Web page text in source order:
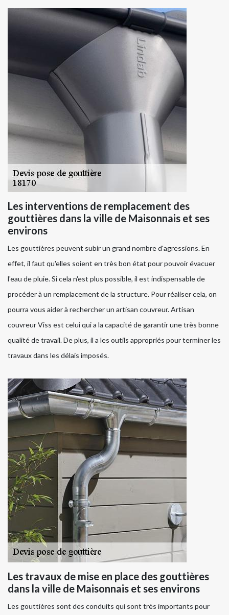
Les interventions de remplacement des
gouttières dans la ville de Maisonnais et ses
environs
Les gouttières peuvent subir un grand nombre d'agressions. En
effet, il faut qu'elles soient en très bon état pour pouvoir évacuer
l'eau de pluie. Si cela n'est plus possible, il est indispensable de
procéder à un remplacement de la structure. Pour réaliser cela, on
pourra vous aider à rechercher un artisan couvreur. Artisan
couvreur Viss est celui qui a la capacité de garantir une très bonne
qualité de travail. De plus, il a les outils appropriés pour terminer les
travaux dans les délais imposés.
Les travaux de mise en place des gouttières
dans la ville de Maisonnais et ses environs
Les gouttières sont des conduits qui sont très importants pour